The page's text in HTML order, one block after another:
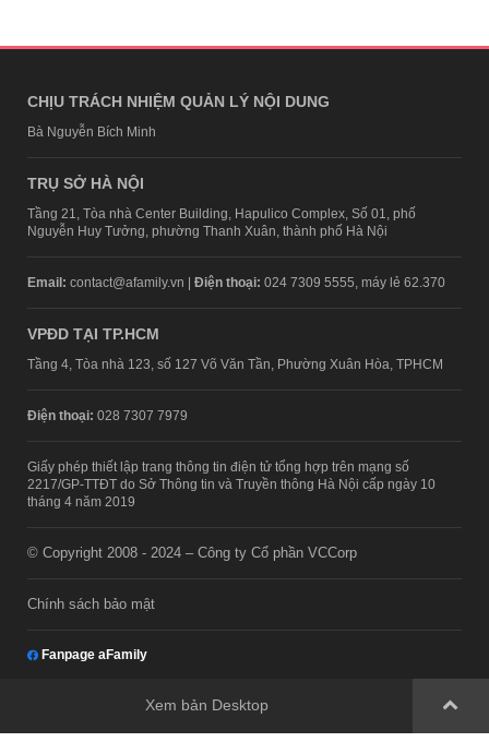
CHỊU TRÁCH NHIỆM QUẢN LÝ NỘI DUNG
Bà Nguyễn Bích Minh
TRỤ SỞ HÀ NỘI
Tầng 21, Tòa nhà Center Building, Hapulico Complex, Số 01, phố
Nguyễn Huy Tưởng, phường Thanh Xuân, thành phố Hà Nội
Email: contact@afamily.vn | Điện thoại: 024 7309 5555, máy lẻ 62.370
VPĐD TẠI TP.HCM
Tầng 4, Tòa nhà 123, số 127 Võ Văn Tần, Phường Xuân Hòa, TPHCM
Điện thoại: 028 7307 7979
Giấy phép thiết lập trang thông tin điện tử tổng hợp trên mạng số
2217/GP-TTĐT do Sở Thông tin và Truyền thông Hà Nội cấp ngày 10
tháng 4 năm 2019
© Copyright 2008 - 2024 – Công ty Cổ phần VCCorp
Chính sách bảo mật
Fanpage aFamily
Xem bản Desktop